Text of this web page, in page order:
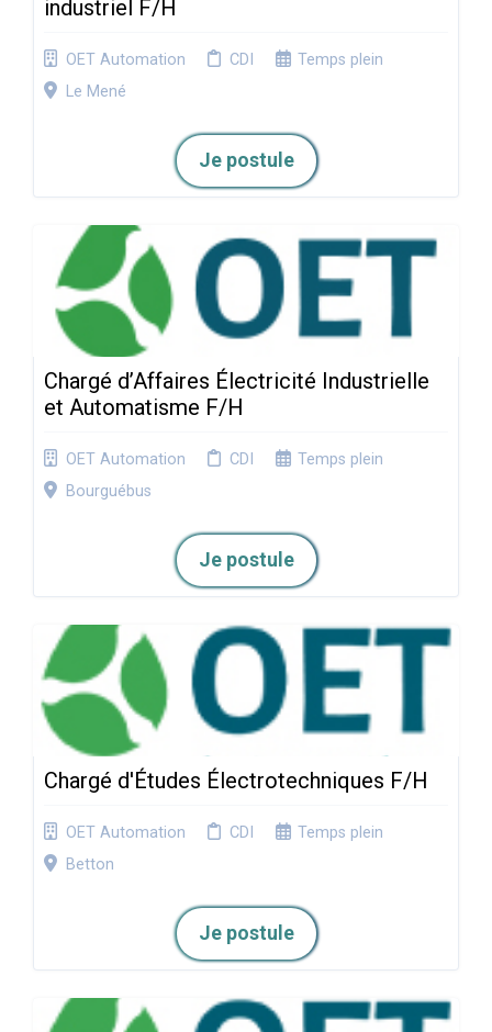
industriel F/H
OET Automation CDI
Temps plein
Le Mené
Je postule
Chargé d’Affaires Électricité Industrielle
et Automatisme F/H
OET Automation CDI
Temps plein
Bourguébus
Je postule
Chargé d'Études Électrotechniques F/H
OET Automation CDI
Temps plein
Betton
Je postule